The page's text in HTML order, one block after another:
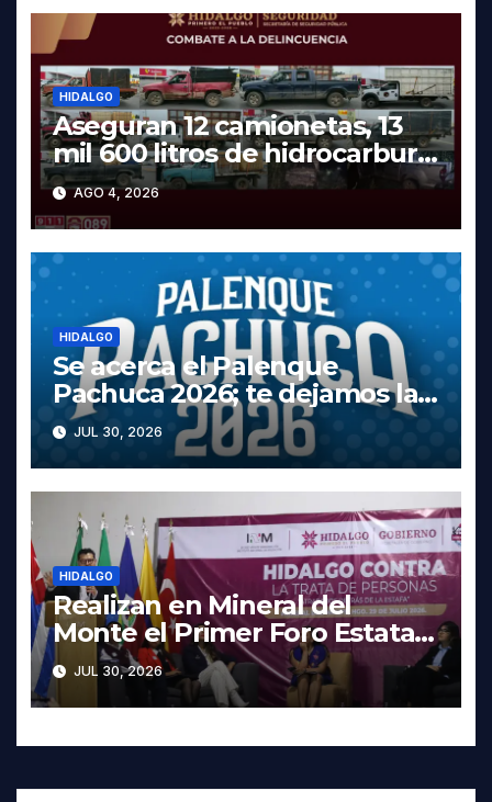
HIDALGO
Aseguran 12 camionetas, 13
mil 600 litros de hidrocarburo
y dos vehículos robados en
Tula
AGO 4, 2026
HIDALGO
Se acerca el Palenque
Pachuca 2026; te dejamos la
cartelera completa, las fechas
y los precios
JUL 30, 2026
HIDALGO
Realizan en Mineral del
Monte el Primer Foro Estatal
contra la Trata de Personas
JUL 30, 2026